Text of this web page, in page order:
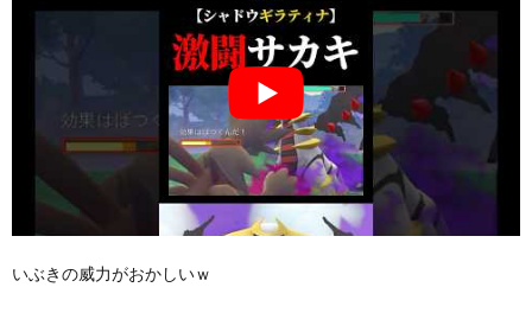
いぶきの威力がおかしいｗ